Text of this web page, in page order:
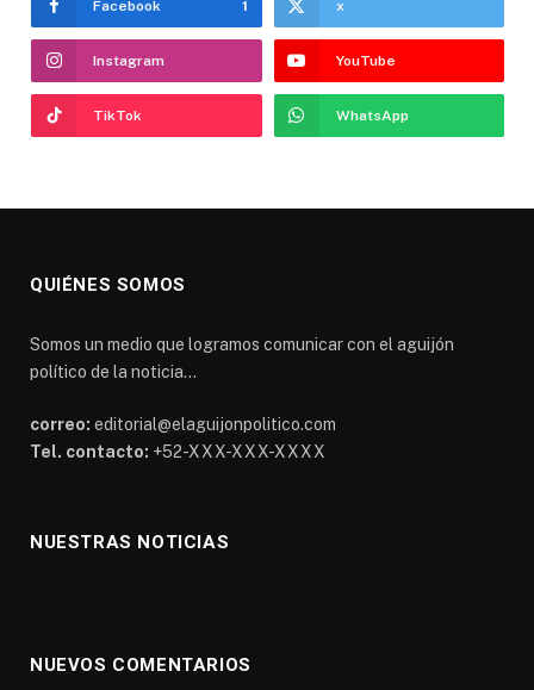
Facebook 1 x
Instagram YouTube
TikTok WhatsApp
QUIÉNES SOMOS
Somos un medio que logramos comunicar con el aguijón
político de la noticia...
correo: editorial@elaguijonpolitico.com
Tel. contacto: +52-XXX-XXX-XXXX
NUESTRAS NOTICIAS
NUEVOS COMENTARIOS